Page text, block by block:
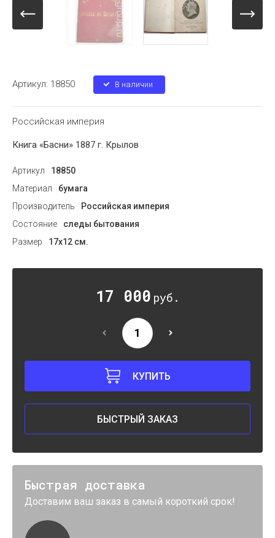
Артикул: 18850 В наличии
Российская империя
Книга «Басни» 1887 г. Крылов
Артикул
18850
Материал
бумага
Производитель
Российская империя
Состояние
следы бытования
Размер
17х12 см.
17 000 руб.
КУПИТЬ
БЫСТРЫЙ ЗАКАЗ
Быстрая доставка
Доставим ваш заказ в самый короткий срок!